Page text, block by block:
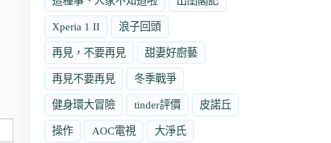
Xperia 1 II 浪子回頭
再見，不要再見 甜妻好廚藝
再見不要再見 冬季戰爭
健身環大冒險 tinder評價 皮諾丘
操作 AOC電視 大淨氏